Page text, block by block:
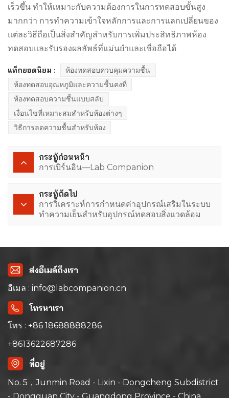
เร็วขึ้น ทำให้เหมาะกับความต้องการในการทดสอบขั้นสูง
มากกว่า การทำความเข้าใจหลักการและการแลกเปลี่ยนของ
แต่ละวิธีถือเป็นสิ่งสำคัญสำหรับการเพิ่มประสิทธิภาพห้อง
ทดสอบและรับรองผลลัพธ์ที่แม่นยำและเชื่อถือได้
แท็กยอดนิยม :
ห้องทดสอบควบคุมความชื้น
ห้องทดสอบอุณหภูมิและความชื้นคงที่
ห้องทดสอบความชื้นแบบสลับ
เงื่อนไขที่เหมาะสมสำหรับห้องต่างๆ
วิธีการลดความชื้นสำหรับห้อง
กระทู้ก่อนหน้า
การเบิร์นอิน—Lab Companion
กระทู้ถัดไป
การวิเคราะห์การกำหนดค่าอุปกรณ์เสริมในระบบ
ทำความเย็นสำหรับอุปกรณ์ทดสอบสิ่งแวดล้อม
ส่งอีเมล์ถึงเรา
อีเมล : info@labcompanion.cn
โทรหาเรา
โทร : +86 18688888286
+8613622687286
ที่อยู่
No. 5，Junmin Road - Lixin - Dongcheng Subdistrict